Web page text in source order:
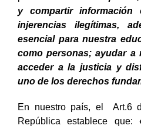
y compartir
injerencias ilegítimas,
esencial para nuestra
como personas; ayudar a
acceder a la justicia y
uno de los derechos
En nuestro país, el Art.6
República establece que: